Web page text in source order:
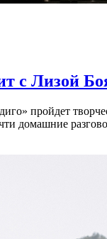
с Лизой
пройдет
домашние